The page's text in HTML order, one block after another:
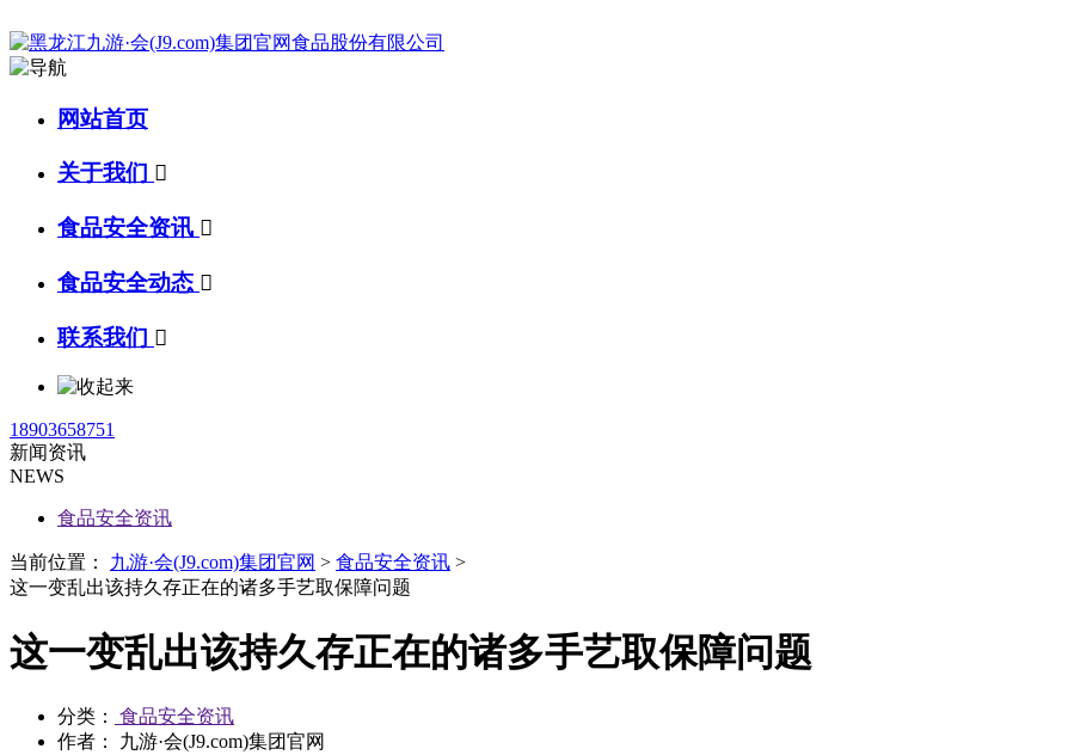
网站首页
关于我们 
食品安全资讯 
食品安全动态 
联系我们 
18903658751
新闻资讯
NEWS
食品安全资讯
当前位置： 九游·会(J9.com)集团官网 > 食品安全资讯 >
这一变乱出该持久存正在的诸多手艺取保障问题
这一变乱出该持久存正在的诸多手艺取保障问题
分类：
食品安全资讯
作者： 九游·会(J9.com)集团官网